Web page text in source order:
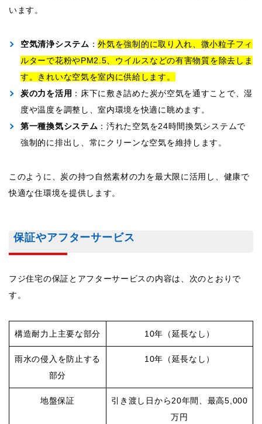
います。
空気清浄システム ：外気を強制的に取り入れ、微小粒子フィ
ルターで花粉やPM2.5、ウイルスなどの有害物質を除去しま
す。きれいな空気を室内に供給します。
炭の力を活用 ：床下に敷き詰めた炭が空気を通すことで、湿
度や温度を調整し、室内環境を快適に眺めます。
第一種換気システム ：汚れた空気を24時間換気システムで
強制的に排出し、常にクリーンな空気を維持します。
このように、炭の持つ自然素材の力を最大限に活用し、健康で
快適な住環境を提供します。
保証やアフターサービス
フジ住宅の保証とアフターサービスの内容は、次のとおりで
す。
構造耐力上主要な部分 10年（延長なし）
雨水の侵入を防止する
部分
10年（延長なし）
地盤保証
引き渡し日から20年間、最高5,000
万円